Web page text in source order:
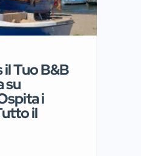
Tuo B&B
su
i
il